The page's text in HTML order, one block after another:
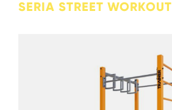
SERIA STREET WORKOUT